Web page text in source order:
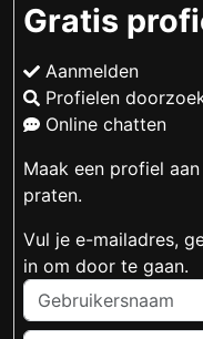
Gratis
Aanmelden
Profielen
Online chatten
Maak een profiel
praten.
Vul je e-mailadres,
in om door te gaan.